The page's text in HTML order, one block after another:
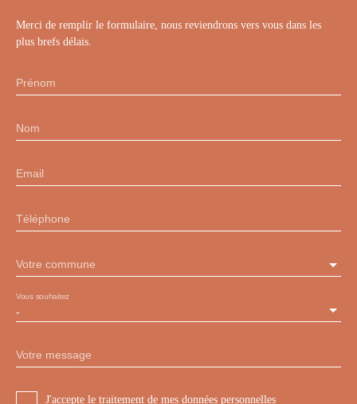
Merci de remplir le formulaire, nous reviendrons vers vous dans les
plus brefs délais.
Prénom
Nom
Email
Téléphone
Votre commune
-
Vous souhaitez
Votre message
J'accepte le traitement de mes données personnelles